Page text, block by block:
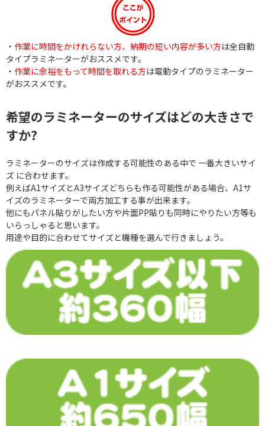
・ 作業に時間をかけれらない方、納期の短い内容が多い方は全自動
タイプラミネーターがおススメです。
・ 作業に余裕をもって時間を取れる方は電動タイプのラミネーター
がおススメです。
希望のラミネーターのサイズはどの大きさで
すか?
ラミネーターのサイズは作成する可能性のある中で 一番大きいサイ
ズ に合わせます。
例えばA1サイズとA3サイズどちらも作る可能性がある場合、A1サ
イズのラミネーターで両方加工する事が出来ます。
他にもパネル貼りがしたい方や片面PP貼りも同時にやりたい方等も
いらっしゃると思います。
用途や目的に合わせてサイズと機種を選んで行きましょう。